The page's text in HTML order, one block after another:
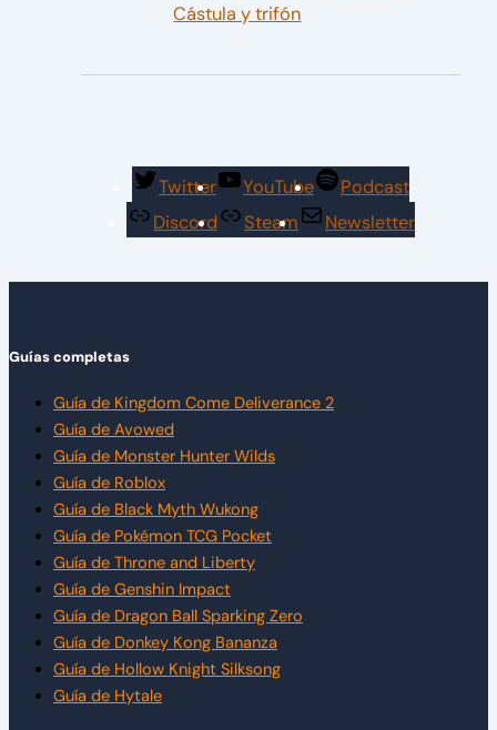
Cástula y trifón
Twitter YouTube
Podcast
Discord
Steam Newsletter
Guías completas
Guía de Kingdom Come Deliverance 2
Guía de Avowed
Guía de Monster Hunter Wilds
Guía de Roblox
Guía de Black Myth Wukong
Guía de Pokémon TCG Pocket
Guía de Throne and Liberty
Guía de Genshin Impact
Guía de Dragon Ball Sparking Zero
Guía de Donkey Kong Bananza
Guía de Hollow Knight Silksong
Guía de Hytale